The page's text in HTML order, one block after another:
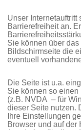
Unser
Barrierefreiheit an.
Sie können über
Bildschirmseite die
eventuell
Die Seite ist u.a.
Sie können so
(z.B. NVDA – für
dieser Seite nutzen.
Ihre Einstellungen
Browser und auf der